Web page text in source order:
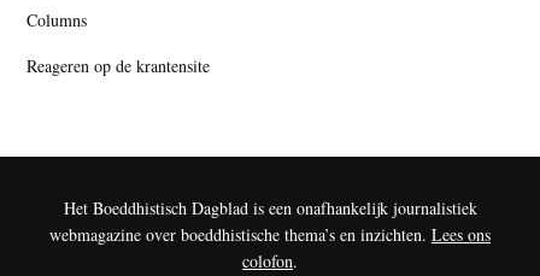
Columns
Reageren op de krantensite
Het Boeddhistisch Dagblad is een onafhankelijk journalistiek
webmagazine over boeddhistische thema’s en inzichten. Lees ons
colofon.